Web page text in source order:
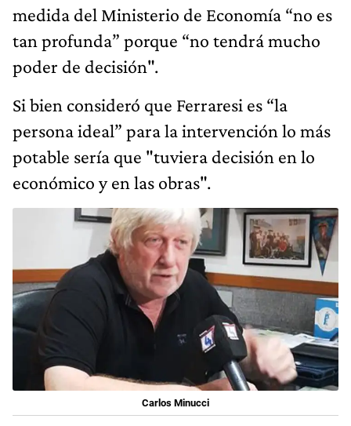
medida del Ministerio de Economía “no es
tan profunda” porque “no tendrá mucho
poder de decisión".
Si bien consideró que Ferraresi es “la
persona ideal” para la intervención lo más
potable sería que "tuviera decisión en lo
económico y en las obras".
Carlos Minucci